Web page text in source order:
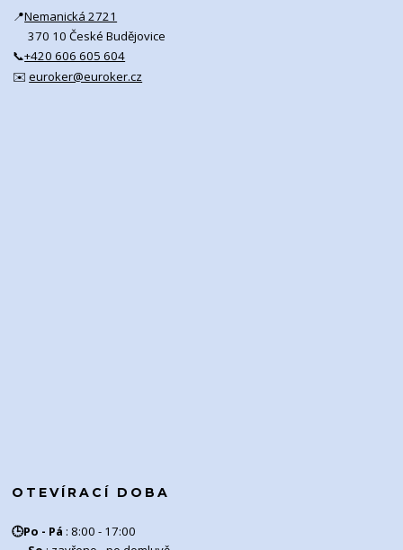
📍Nemanická 2721
370 10 České Budějovice
📞+420 606 605 604
✉️euroker@euroker.cz
OTEVÍRACÍ DOBA
🕒Po - Pá : 8:00 - 17:00